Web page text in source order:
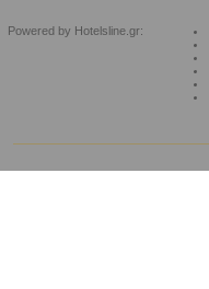
Powered by Hotelsline.gr: